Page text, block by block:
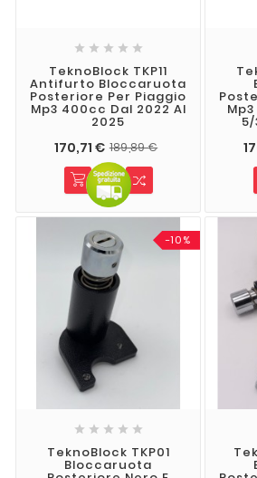
    
TeknoBlock TKP11
Antifurto Bloccaruota
Posteriore Per Piaggio
Mp3 400cc Dal 2022 Al
2025
170,71 € 189,89 €
-10%
    
TeknoBlock TKP01
Bloccaruota